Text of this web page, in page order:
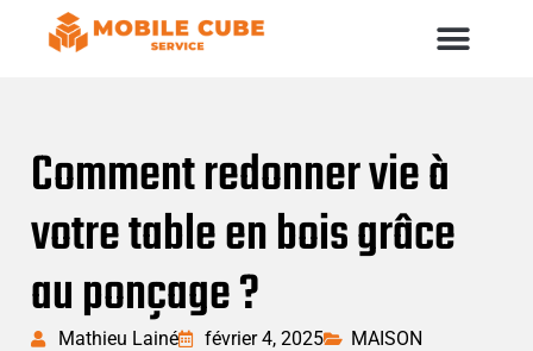
Comment redonner vie à
votre table en bois grâce
au ponçage ?
Mathieu Lainé février 4, 2025 MAISON